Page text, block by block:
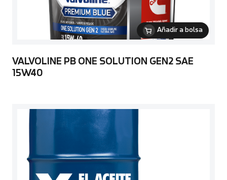
Añadir a bolsa
VALVOLINE PB ONE SOLUTION GEN2 SAE
15W40